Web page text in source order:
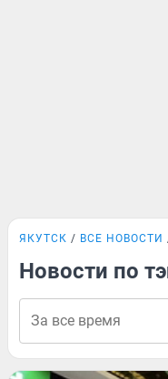
ЯКУТСК ВСЕ НОВОСТИ
Новости по